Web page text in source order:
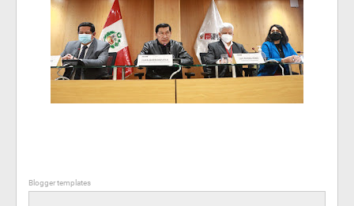
Blogger templates